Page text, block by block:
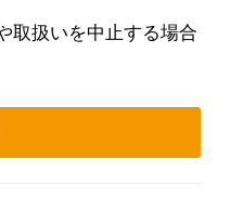
取扱いを中止する場合